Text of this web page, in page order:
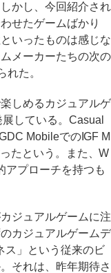
かし、今回紹介され
せたゲームばかり
いったものは感じな
メーカーたちの次の
れた。
しめるカジュアルゲ
している。Casual
MobileでのIGF M
たという。また、W
アプローチを持つも
ジュアルゲームに注
カジュアルゲームデ
ス」という従来のビ
それは、昨年期待さ